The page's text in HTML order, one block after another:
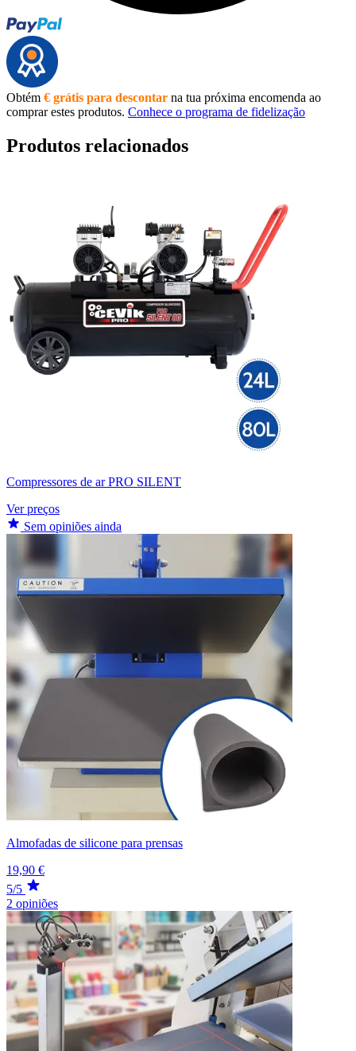
Obtém € grátis para descontar na tua próxima encomenda ao
comprar estes produtos. Conhece o programa de fidelização
Produtos relacionados
Compressores de ar PRO SILENT
Ver preços
Sem opiniões ainda
Almofadas de silicone para prensas
19,90 €
5/5
2 opiniões